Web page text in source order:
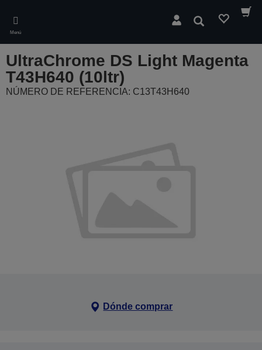
main
content
Menú
Buscar
UltraChrome DS Light Magenta
T43H640 (10ltr)
NÚMERO DE REFERENCIA: C13T43H640
Dónde comprar